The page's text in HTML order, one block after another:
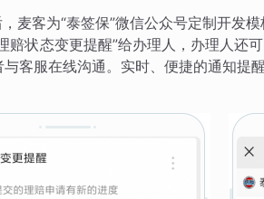
麦客为“泰签保”微信公众号定制开发
赔状态变更提醒”给办理人，办理人还
客服在线沟通。实时、便捷的通知提